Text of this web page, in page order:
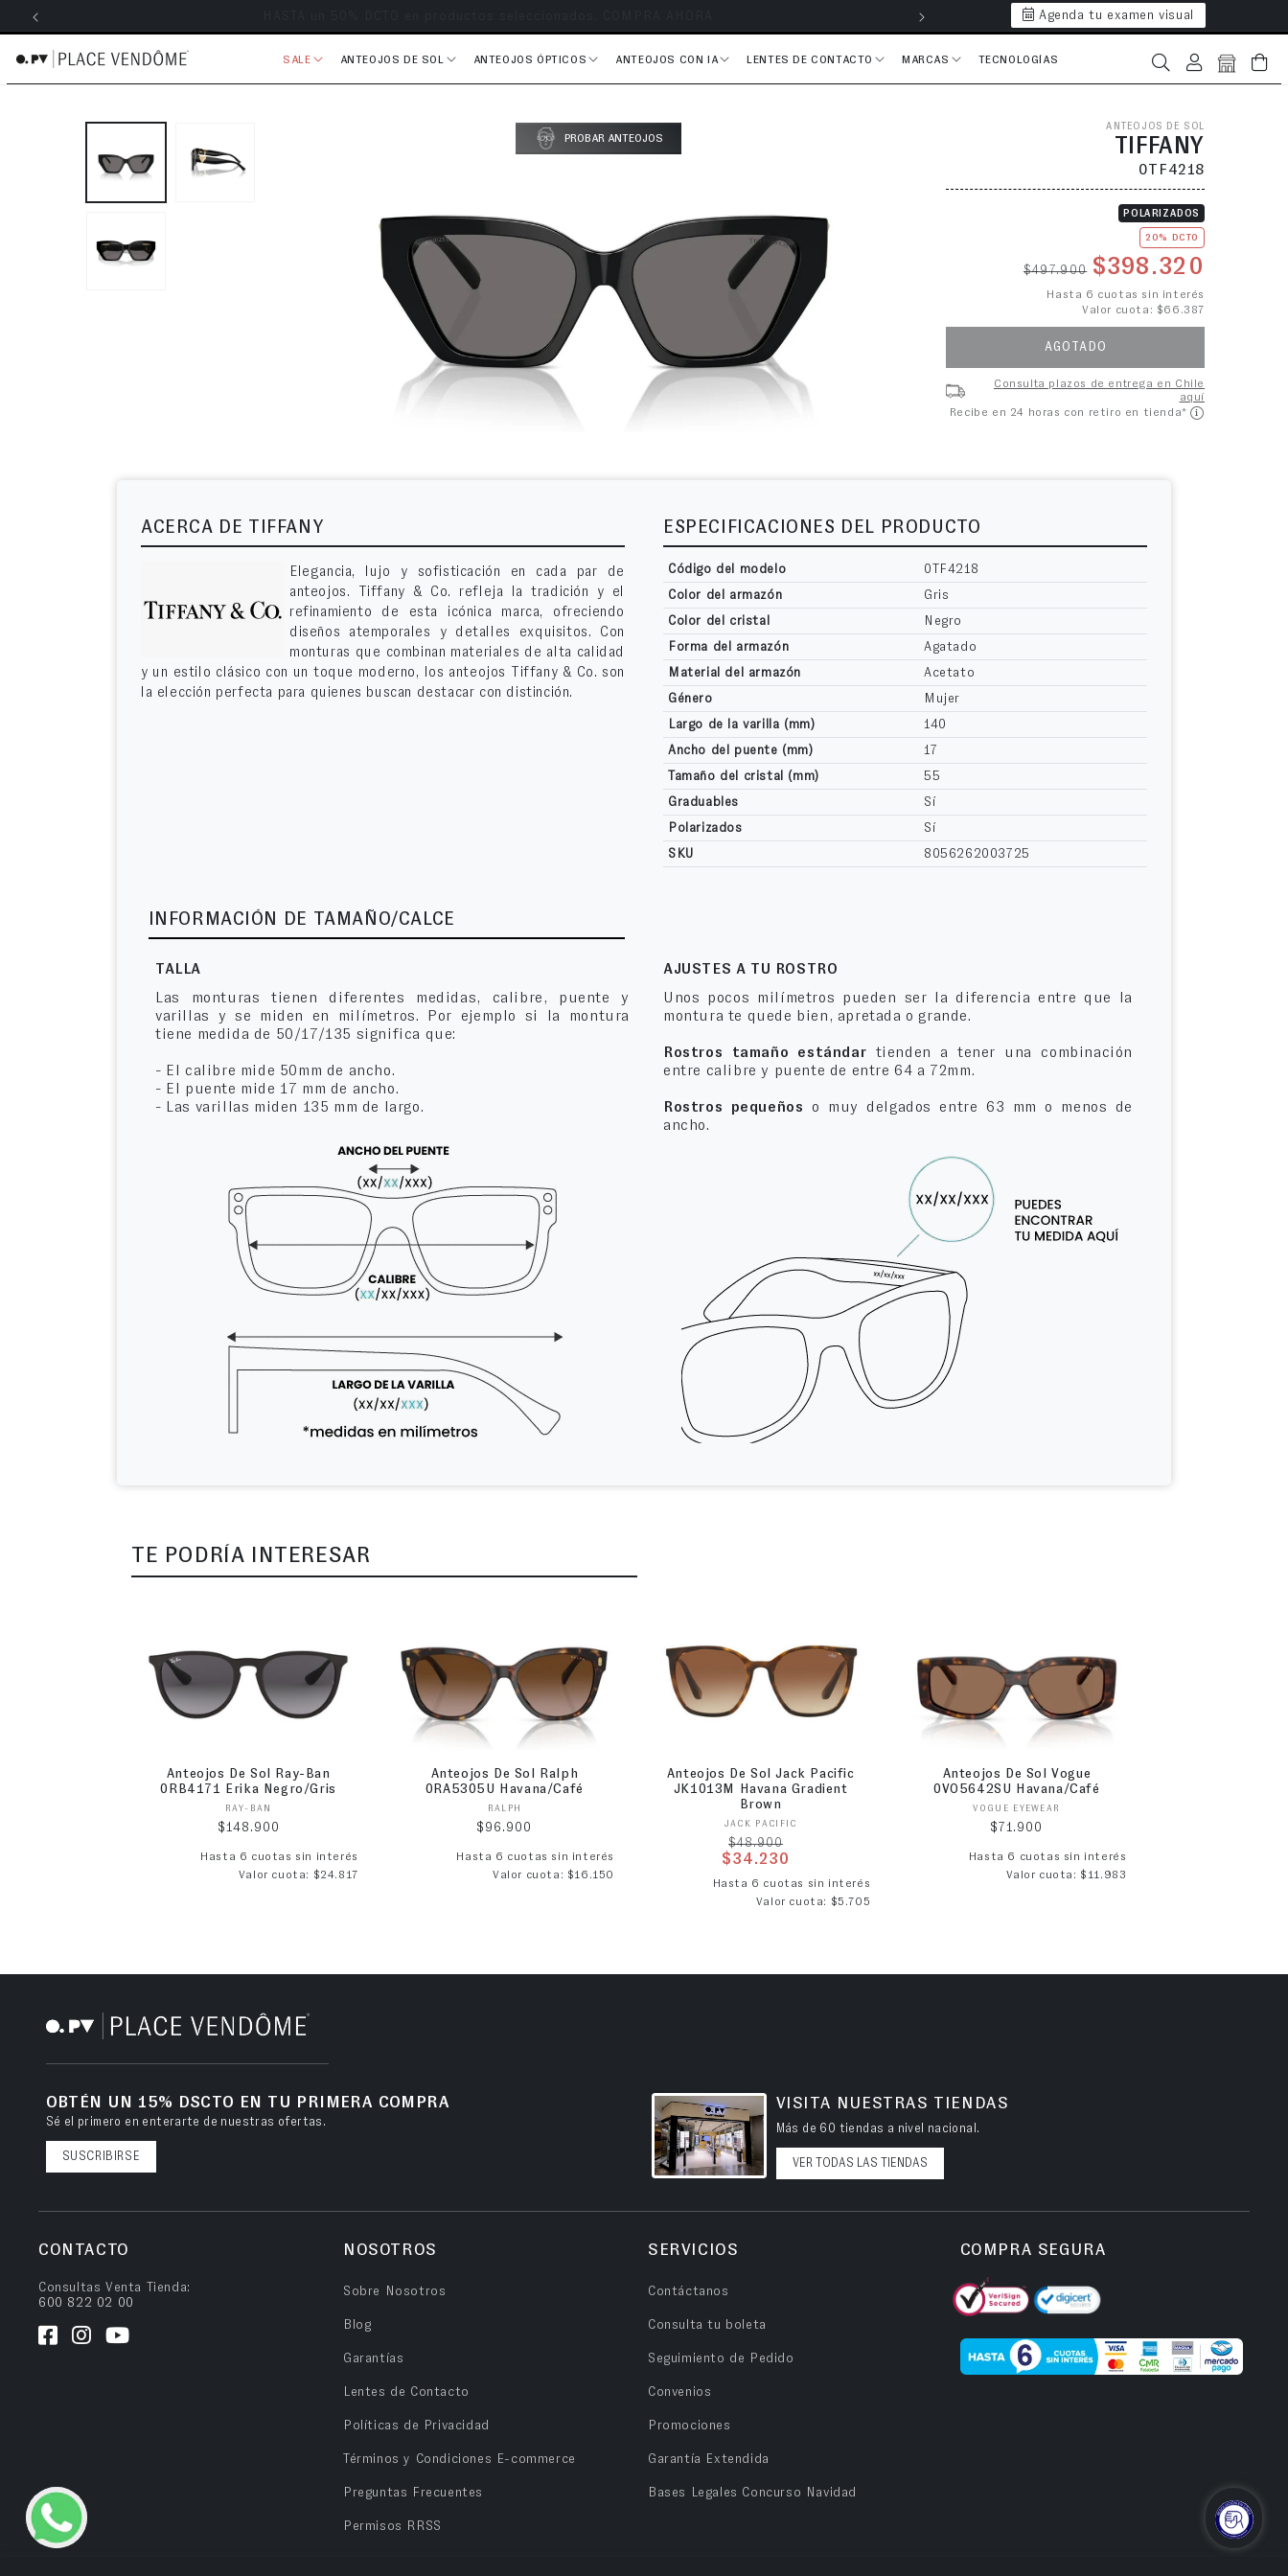
al contenido Hasta 6 cuotas
Agenda tu examen visual
SALE ANTEOJOS DE SOL ANTEOJOS ÓPTICOS ANTEOJOS CON IA LENTES DE CONTACTO MARCAS TECNOLOGÍAS Iniciar sesión Bolsa
PROBAR ANTEOJOS
ANTEOJOS DE SOL
TIFFANY
0TF4218
POLARIZADOS
20% DCTO
Precio habitual
$497.900 $398.320
Hasta 6 cuotas sin interés
Valor cuota: $66.387
AGOTADO
Consulta plazos de entrega en Chile
aquí
Recibe en 24 horas con retiro en tienda*
ACERCA DE TIFFANY
Elegancia, lujo y sofisticación en cada par de
anteojos. Tiffany & Co. refleja la tradición y el
refinamiento de esta icónica marca, ofreciendo
diseños atemporales y detalles exquisitos. Con
monturas que combinan materiales de alta calidad
y un estilo clásico con un toque moderno, los anteojos Tiffany & Co. son
la elección perfecta para quienes buscan destacar con distinción.
ESPECIFICACIONES DEL PRODUCTO
Código del modelo
0TF4218
Color del armazón
Gris
Color del cristal
Negro
Forma del armazón
Agatado
Material del armazón
Acetato
Género
Mujer
Largo de la varilla (mm)
140
Ancho del puente (mm)
17
Tamaño del cristal (mm)
55
Graduables
Sí
Polarizados
Sí
SKU
8056262003725
INFORMACIÓN DE TAMAÑO/CALCE
TALLA
Las monturas tienen diferentes medidas, calibre, puente y
varillas y se miden en milímetros. Por ejemplo si la montura
tiene medida de 50/17/135 significa que:
- El calibre mide 50mm de ancho.
- El puente mide 17 mm de ancho.
- Las varillas miden 135 mm de largo.
AJUSTES A TU ROSTRO
Unos pocos milímetros pueden ser la diferencia entre que la
montura te quede bien, apretada o grande.
Rostros tamaño estándar tienden a tener una combinación
entre calibre y puente de entre 64 a 72mm.
Rostros pequeños o muy delgados entre 63 mm o menos de
ancho.
TE PODRÍA INTERESAR
Anteojos De Sol Ray-Ban
0RB4171 Erika Negro/Gris
Proveedor:
RAY-BAN
Precio habitual
$148.900
Hasta 6 cuotas sin interés
Valor cuota: $24.817
Anteojos De Sol Ralph
0RA5305U Havana/Café
Proveedor:
RALPH
Precio habitual
$96.900
Hasta 6 cuotas sin interés
Valor cuota: $16.150
Anteojos De Sol Jack Pacific
JK1013M Havana Gradient
Brown
Proveedor:
JACK PACIFIC
Precio habitual
$48.900
$34.230
Precio de oferta
Hasta 6 cuotas sin interés
Valor cuota: $5.705
Anteojos De Sol Vogue
0VO5642SU Havana/Café
Proveedor:
VOGUE EYEWEAR
Precio habitual
$71.900
Hasta 6 cuotas sin interés
Valor cuota: $11.983
OBTÉN UN 15% DSCTO EN TU PRIMERA COMPRA
Sé el primero en enterarte de nuestras ofertas.
SUSCRIBIRSE
VISITA NUESTRAS TIENDAS
Más de 60 tiendas a nivel nacional.
VER TODAS LAS TIENDAS
CONTACTO
Consultas Venta Tienda:
600 822 02 00
NOSOTROS
Sobre Nosotros
Blog
Garantías
Lentes de Contacto
Políticas de Privacidad
Términos y Condiciones E-commerce
Preguntas Frecuentes
Permisos RRSS
SERVICIOS
Contáctanos
Consulta tu boleta
Seguimiento de Pedido
Convenios
Promociones
Garantía Extendida
Bases Legales Concurso Navidad
COMPRA SEGURA